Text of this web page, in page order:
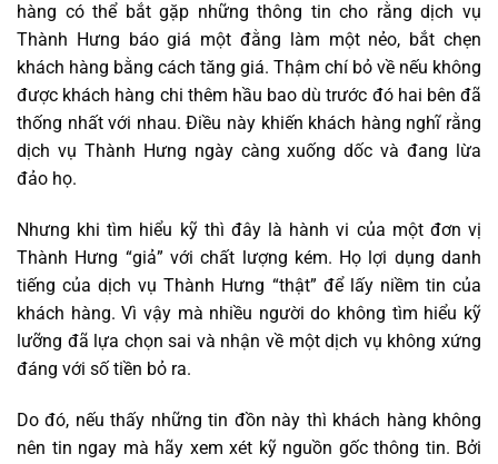
hàng có thể bắt gặp những thông tin cho rằng dịch vụ
Thành Hưng báo giá một đằng làm một nẻo, bắt chẹn
khách hàng bằng cách tăng giá. Thậm chí bỏ về nếu không
được khách hàng chi thêm hầu bao dù trước đó hai bên đã
thống nhất với nhau. Điều này khiến khách hàng nghĩ rằng
dịch vụ Thành Hưng ngày càng xuống dốc và đang lừa
đảo họ.
Nhưng khi tìm hiểu kỹ thì đây là hành vi của một đơn vị
Thành Hưng “giả” với chất lượng kém. Họ lợi dụng danh
tiếng của dịch vụ Thành Hưng “thật” để lấy niềm tin của
khách hàng. Vì vậy mà nhiều người do không tìm hiểu kỹ
lưỡng đã lựa chọn sai và nhận về một dịch vụ không xứng
đáng với số tiền bỏ ra.
Do đó, nếu thấy những tin đồn này thì khách hàng không
nên tin ngay mà hãy xem xét kỹ nguồn gốc thông tin. Bởi